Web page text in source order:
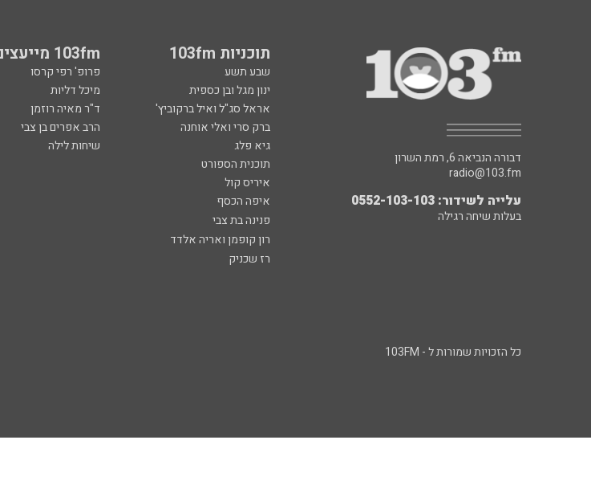
תוכניות 103fm 103fm מייעצים
שבע תשע פרופ' רפי קרסו
ינון מגל ובן כספית
מיכל דליות
אראל סג"ל ואיל ברקוביץ'
ד"ר מאיה רוזמן
ברק סרי ואלי אוחנה
הרב אפרים בן צבי
גיא פלג
שיחות לילה
תוכנית הספורט
איריס קול
איפה הכסף
פנינה בת צבי
רון קופמן ואריה אלדד
רז שכניק
דבורה הנביאה 6, רמת השרון
radio@103.fm
עלייה לשידור: 0552-103-103
בעלות שיחה רגילה
כל הזכויות שמורות ל - 103FM